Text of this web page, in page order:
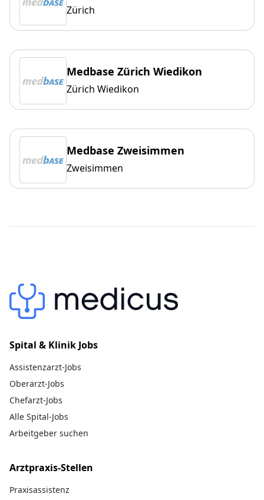
Zürich
Medbase Zürich Wiedikon
Zürich Wiedikon
Medbase Zweisimmen
Zweisimmen
Spital & Klinik Jobs
Assistenzarzt-Jobs
Oberarzt-Jobs
Chefarzt-Jobs
Alle Spital-Jobs
Arbeitgeber suchen
Arztpraxis-Stellen
Praxisassistenz